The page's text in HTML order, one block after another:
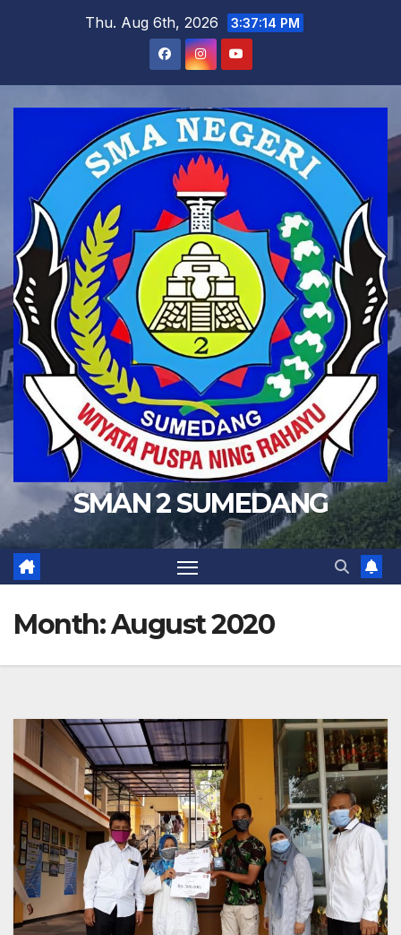
Thu. Aug 6th, 2026 3:37:16 PM
SMAN 2 SUMEDANG
Month:August 2020